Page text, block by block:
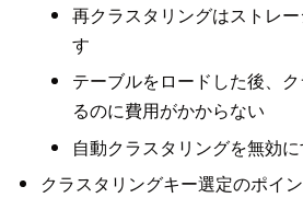
再クラスタリングはストレ
す
テーブルをロードした後、
るのに費用がかからない
自動クラスタリングを無効
クラスタリングキー選定のポイン